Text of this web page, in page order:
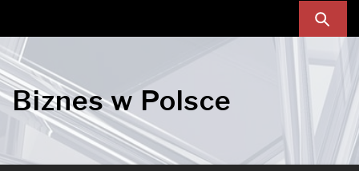
navigation
content
Biznes w Polsce